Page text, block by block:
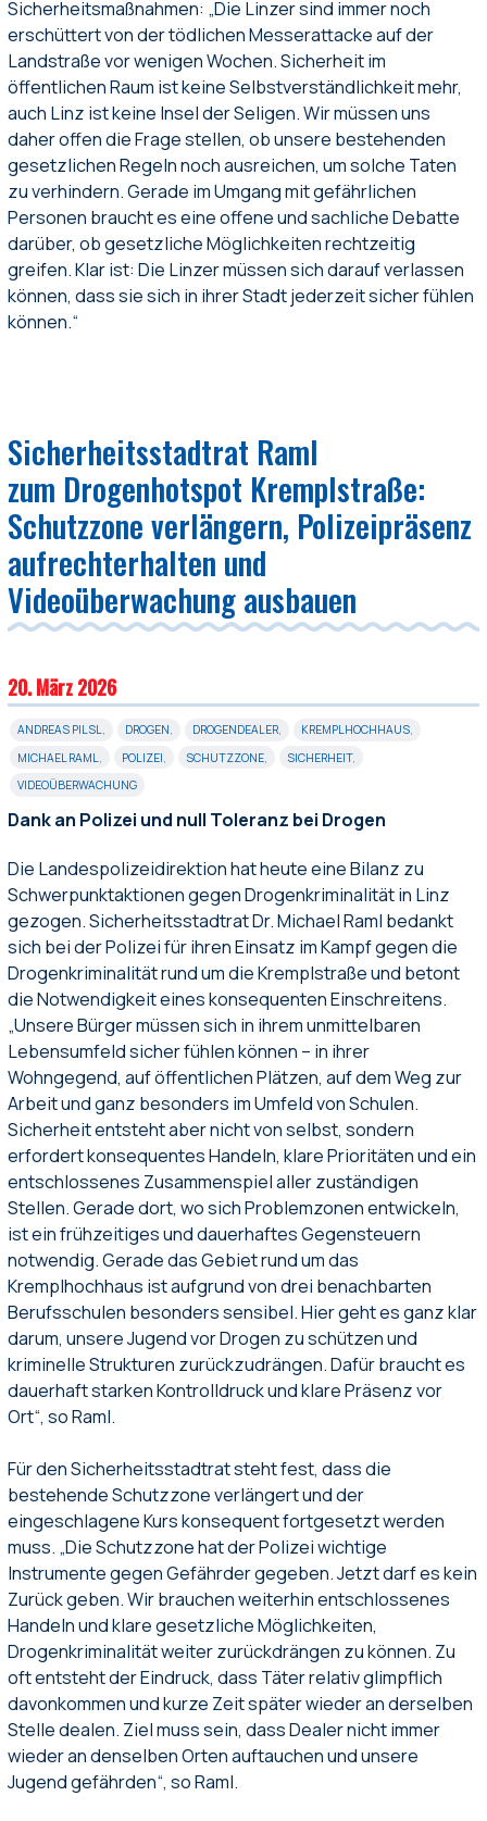
Sicherheitsmaßnahmen: „Die Linzer sind immer noch
erschüttert von der tödlichen Messerattacke auf der
Landstraße vor wenigen Wochen. Sicherheit im
öffentlichen Raum ist keine Selbstverständlichkeit mehr,
auch Linz ist keine Insel der Seligen. Wir müssen uns
daher offen die Frage stellen, ob unsere bestehenden
gesetzlichen Regeln noch ausreichen, um solche Taten
zu verhindern. Gerade im Umgang mit gefährlichen
Personen braucht es eine offene und sachliche Debatte
darüber, ob gesetzliche Möglichkeiten rechtzeitig
greifen. Klar ist: Die Linzer müssen sich darauf verlassen
können, dass sie sich in ihrer Stadt jederzeit sicher fühlen
können.“
Sicherheitsstadtrat Raml
zum Drogenhotspot Kremplstraße:
Schutzzone verlängern, Polizeipräsenz
aufrechterhalten und
Videoüberwachung ausbauen
20. März 2026
ANDREAS PILSL, DROGEN, DROGENDEALER, KREMPLHOCHHAUS,
MICHAEL RAML
POLIZEI SCHUTZZONE SICHERHEIT,
VIDEOÜBERWACHUNG
Dank an Polizei und null Toleranz bei Drogen
Die Landespolizeidirektion hat heute eine Bilanz zu
Schwerpunktaktionen gegen Drogenkriminalität in Linz
gezogen. Sicherheitsstadtrat Dr. Michael Raml bedankt
sich bei der Polizei für ihren Einsatz im Kampf gegen die
Drogenkriminalität rund um die Kremplstraße und betont
die Notwendigkeit eines konsequenten Einschreitens.
„Unsere Bürger müssen sich in ihrem unmittelbaren
Lebensumfeld sicher fühlen können – in ihrer
Wohngegend, auf öffentlichen Plätzen, auf dem Weg zur
Arbeit und ganz besonders im Umfeld von Schulen.
Sicherheit entsteht aber nicht von selbst, sondern
erfordert konsequentes Handeln, klare Prioritäten und ein
entschlossenes Zusammenspiel aller zuständigen
Stellen. Gerade dort, wo sich Problemzonen entwickeln,
ist ein frühzeitiges und dauerhaftes Gegensteuern
notwendig. Gerade das Gebiet rund um das
Kremplhochhaus ist aufgrund von drei benachbarten
Berufsschulen besonders sensibel. Hier geht es ganz klar
darum, unsere Jugend vor Drogen zu schützen und
kriminelle Strukturen zurückzudrängen. Dafür braucht es
dauerhaft starken Kontrolldruck und klare Präsenz vor
Ort“, so Raml.
Für den Sicherheitsstadtrat steht fest, dass die
bestehende Schutzzone verlängert und der
eingeschlagene Kurs konsequent fortgesetzt werden
muss. „Die Schutzzone hat der Polizei wichtige
Instrumente gegen Gefährder gegeben. Jetzt darf es kein
Zurück geben. Wir brauchen weiterhin entschlossenes
Handeln und klare gesetzliche Möglichkeiten,
Drogenkriminalität weiter zurückdrängen zu können. Zu
oft entsteht der Eindruck, dass Täter relativ glimpflich
davonkommen und kurze Zeit später wieder an derselben
Stelle dealen. Ziel muss sein, dass Dealer nicht immer
wieder an denselben Orten auftauchen und unsere
Jugend gefährden“, so Raml.